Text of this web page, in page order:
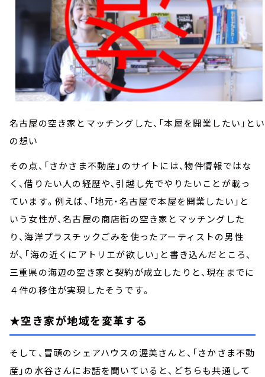
名古屋の空き家とマッチングした、「本屋を開業したい」と
の想い
その点、「さかさま不動産」のサイトには、物件情報ではな
く、借りたい人の経歴や、引越し先でやりたいことが載っ
ています。例えば、「地元・名古屋で本屋を開業したい」と
いう女性が、名古屋の商店街の空き家とマッチングした
り、海洋プラスチックごみを使ったアーティストの男性
が、「海の近くにアトリエが欲しい」と書き込んだところ、
三重県の海辺の空き家と契約が成立したりと、現在までに
４件の移住が実現したそうです。
★空き家が地域を変革する
そして、冒頭のシェアハウスの渥美さんと、「さかさま不動
産」の水谷さんにお話を聞いていると、どちらも共通して